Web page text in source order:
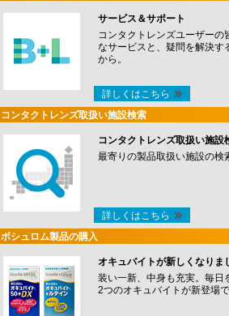
サービス＆サポート
コンタクトレンズユーザーの
なサービスと、疑問を解決す
から。
詳しくはこちら
コンタクトレンズ取扱い施設検索
コンタクトレンズ取扱い施設
最寄りの製品取扱い施設の検
詳しくはこちら
ボシュロム製品の購入
オキュバイトが新しくなりま
装い一新、中身も充実。毎日
2つのオキュバイトが新登場で